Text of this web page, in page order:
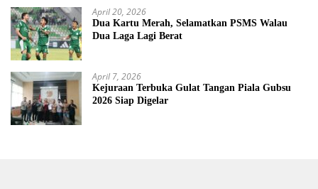
April 20, 2026
Dua Kartu Merah, Selamatkan PSMS Walau
Dua Laga Lagi Berat
April 7, 2026
Kejuraan Terbuka Gulat Tangan Piala Gubsu
2026 Siap Digelar